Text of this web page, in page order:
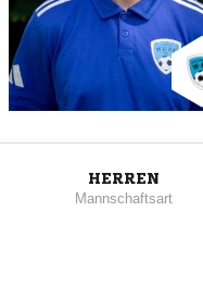
HERREN
Mannschaftsart